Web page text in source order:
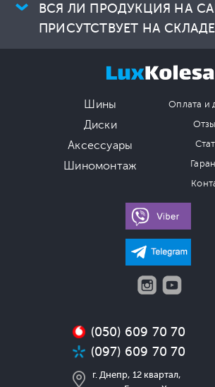
ВСЯ ЛИ ПРОДУКЦИЯ НА
ПРИСУТСТВУЕТ НА
Шины
Диски
Аксессуары
Шиномонтаж
Оплата и
(050) 609 70 70
(097) 609 70 70
г. Днепр, 12 квартал,